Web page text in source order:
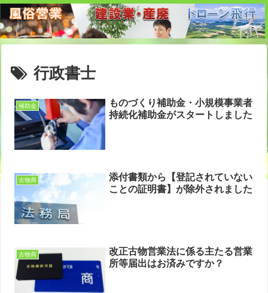
行政書士
補助金
ものづくり補助金・小規模事業者
持続化補助金がスタートしました
古物商
添付書類から【登記されていない
ことの証明書】が除外されました
古物商
改正古物営業法に係る主たる営業
所等届出はお済みですか？